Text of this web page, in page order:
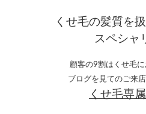
くせ毛の髪質を
スペシャ
顧客の9割はくせ毛
ブログを見てのご来
くせ毛専